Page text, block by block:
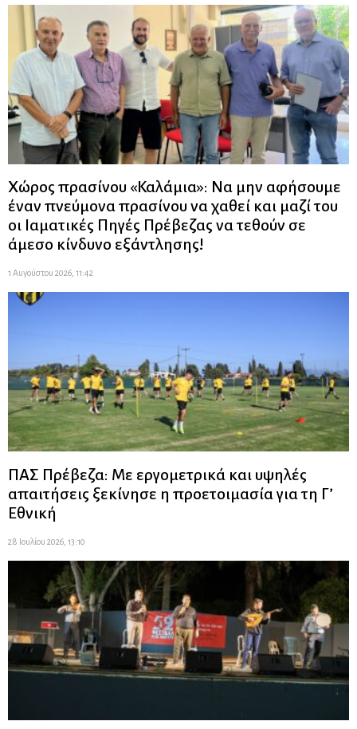
Χώρος πρασίνου «Καλάμια»: Να μην αφήσουμε
έναν πνεύμονα πρασίνου να χαθεί και μαζί του
οι Ιαματικές Πηγές Πρέβεζας να τεθούν σε
άμεσο κίνδυνο εξάντλησης!
1 Αυγούστου 2026, 11:42
ΠΑΣ Πρέβεζα: Με εργομετρικά και υψηλές
απαιτήσεις ξεκίνησε η προετοιμασία για τη Γ’
Εθνική
28 Ιουλίου 2026, 13:10